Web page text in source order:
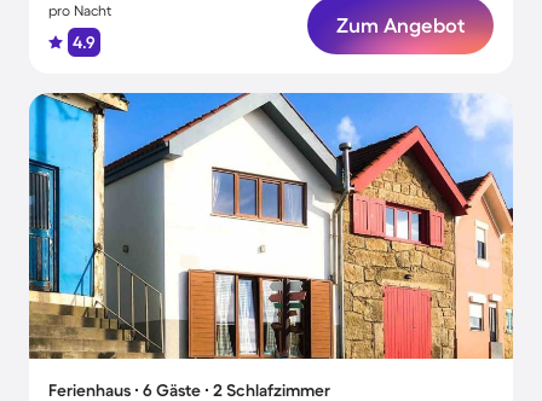
pro Nacht
4.9
Zum Angebot
Ferienhaus ∙ 6 Gäste ∙ 2 Schlafzimmer